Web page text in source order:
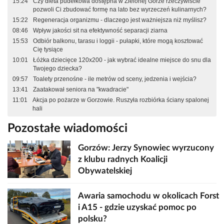
pozwoli Ci zbudować formę na lato bez wyrzeczeń kulinarnych?
15:22
Regeneracja organizmu - dlaczego jest ważniejsza niż myślisz?
08:46
Wpływ jakości sit na efektywność separacji ziarna
15:53
Odbiór balkonu, tarasu i loggii - pułapki, które mogą kosztować
Cię tysiące
10:01
Łóżka dziecięce 120x200 - jak wybrać idealne miejsce do snu dla
Twojego dziecka?
09:57
Toalety przenośne - ile metrów od sceny, jedzenia i wejścia?
13:41
Zaatakował seniora na "kwadracie"
11:01
Akcja po pożarze w Gorzowie. Ruszyła rozbiórka ściany spalonej
hali
Pozostałe wiadomości
Gorzów: Jerzy Synowiec wyrzucony
z klubu radnych Koalicji
Obywatelskiej
Awaria samochodu w okolicach Forst
i A15 - gdzie uzyskać pomoc po
polsku?